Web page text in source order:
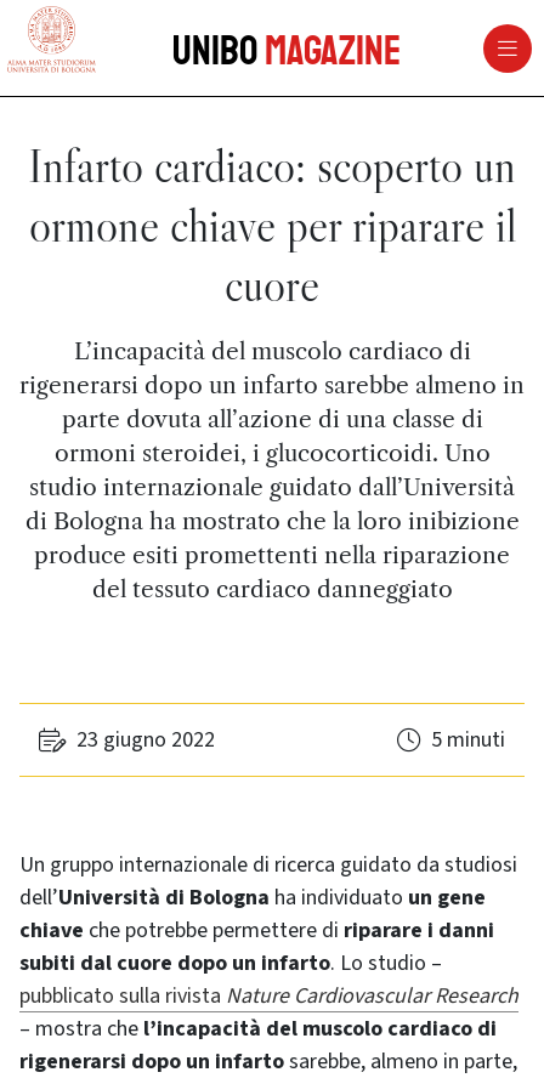
vai al contenuto della pagina
UniboMagazine
Infarto cardiaco: scoperto un
ormone chiave per riparare il
cuore
L’incapacità del muscolo cardiaco di
rigenerarsi dopo un infarto sarebbe almeno in
parte dovuta all’azione di una classe di
ormoni steroidei, i glucocorticoidi. Uno
studio internazionale guidato dall’Università
di Bologna ha mostrato che la loro inibizione
produce esiti promettenti nella riparazione
del tessuto cardiaco danneggiato
23 giugno 2022 5 minuti
Un gruppo internazionale di ricerca guidato da studiosi
dell’Università di Bologna ha individuato un gene
chiave che potrebbe permettere di riparare i danni
subiti dal cuore dopo un infarto. Lo studio –
pubblicato sulla rivista Nature Cardiovascular Research
– mostra che l’incapacità del muscolo cardiaco di
rigenerarsi dopo un infartosarebbe, almeno in parte,